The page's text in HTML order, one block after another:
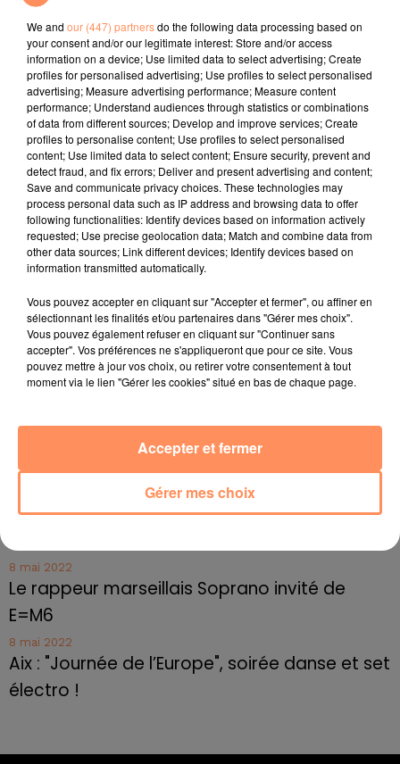
? Il a 1 minute 30 pour nous parler de lui et nous faire
rire :D !
? Merci de préciser par mail son nom, prénom, sa date
de naissance, sa ville de résidence, sa taille et un
numéro de téléphone. Vous pouvez envoyer la vidéo
parhttp://www.wetransfer.com/
fil actus
Radio Star Live avec Dadju
27 juin 2022
Marseille : une application pour mettre en
relation extras et...
27 juin 2022
Le cocholed pour jouer à la pétanque
jusqu'au bout de la nuit !
Cassis organise sa traditionnelle "Fête du vin"
Marseille : appel à témoins pour retrouver
8 mai 2022
Le rappeur marseillais Soprano invité de
E=M6
8 mai 2022
Aix : "Journée de l’Europe", soirée danse et set
électro !
We and our (447) partnersdo the following data processing based on
your consent and/or our legitimate interest: Store and/or access
information on a device; Use limited data to select advertising; Create
profiles for personalised advertising; Use profiles to select personalised
advertising; Measure advertising performance; Measure content
performance; Understand audiences through statistics or combinations
of data from different sources; Develop and improve services; Create
profiles to personalise content; Use profiles to select personalised
content; Use limited data to select content; Ensure security, prevent and
detect fraud, and fix errors; Deliver and present advertising and content;
Save and communicate privacy choices. These technologies may
process personal data such as IP address and browsing data to offer
following functionalities: Identify devices based on information actively
requested; Use precise geolocation data; Match and combine data from
other data sources; Link different devices; Identify devices based on
information transmitted automatically.
Vous pouvez accepter en cliquant sur "Accepter et fermer", ou affiner en
sélectionnant les finalités et/ou partenaires dans "Gérer mes choix".
Vous pouvez également refuser en cliquant sur "Continuer sans
accepter". Vos préférences ne s'appliqueront que pour ce site. Vous
pouvez mettre à jour vos choix, ou retirer votre consentement à tout
moment via le lien "Gérer les cookies" situé en bas de chaque page.
Gérer mes choix
Accepter et fermer